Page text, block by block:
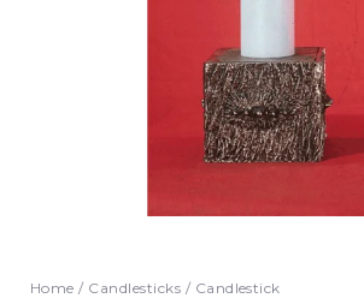
Home / Candlesticks / Candlestick